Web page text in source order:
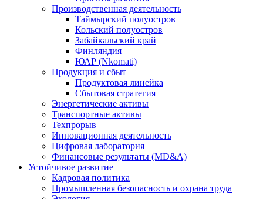
Производственная деятельность
Таймырский полуостров
Кольский полуостров
Забайкальский край
Финляндия
ЮАР (Nkomati)
Продукция и сбыт
Продуктовая линейка
Сбытовая стратегия
Энергетические активы
Транспортные активы
Техпрорыв
Инновационная деятельность
Цифровая лаборатория
Финансовые результаты (MD&A)
Устойчивое развитие
Кадровая политика
Промышленная безопасность и охрана труда